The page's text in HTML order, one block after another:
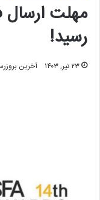
مهلت ارسال
رسید!
۲۳ تیر, ۱۴۰۳ آخرین بروزرسانی: ۲۳